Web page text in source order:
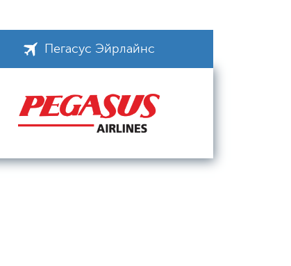
Пегасус Эйрлайнс